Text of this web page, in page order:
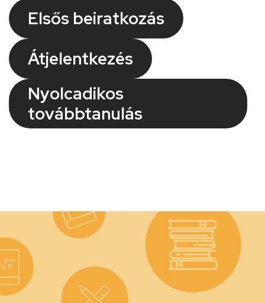
Elsős beiratkozás
Átjelentkezés
Nyolcadikos
továbbtanulás